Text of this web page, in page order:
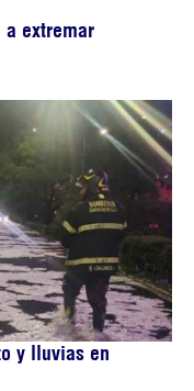
extremar
y lluvias en